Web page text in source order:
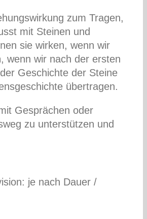
zum Tragen,
mit Steinen und
sie wirken, wenn wir
wenn wir nach der ersten
Geschichte der Steine
übertragen.
Gesprächen oder
zu unterstützen und
je nach Dauer /